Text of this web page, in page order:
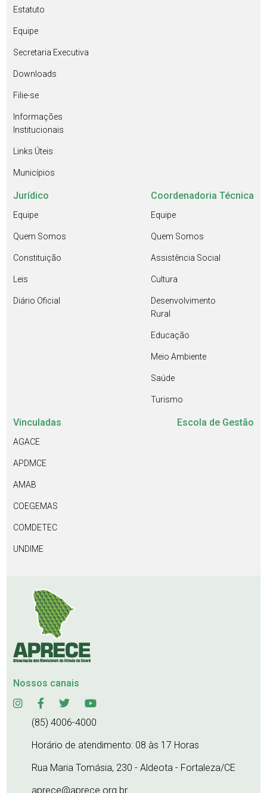
Estatuto
Equipe
Secretaria Executiva
Downloads
Filie-se
Informações
Institucionais
Links Úteis
Municípios
Jurídico
Equipe
Quem Somos
Constituição
Leis
Diário Oficial
Coordenadoria Técnica
Equipe
Quem Somos
Assistência Social
Cultura
Desenvolvimento
Rural
Educação
Meio Ambiente
Saúde
Turismo
Vinculadas
AGACE
APDMCE
AMAB
COEGEMAS
COMDETEC
UNDIME
Escola de Gestão
Nossos canais
(85) 4006-4000
Horário de atendimento: 08 às 17 Horas
Rua Maria Tomásia, 230 - Aldeota - Fortaleza/CE
aprece@aprece.org.br